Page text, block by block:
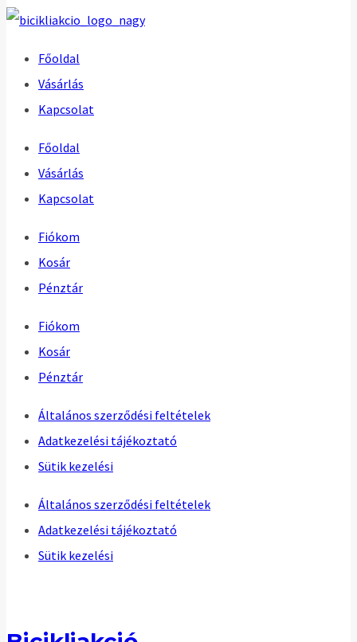
Főoldal
Vásárlás
Kapcsolat
Főoldal
Vásárlás
Kapcsolat
Fiókom
Kosár
Pénztár
Fiókom
Kosár
Pénztár
Általános szerződési feltételek
Adatkezelési tájékoztató
Sütik kezelési
Általános szerződési feltételek
Adatkezelési tájékoztató
Sütik kezelési